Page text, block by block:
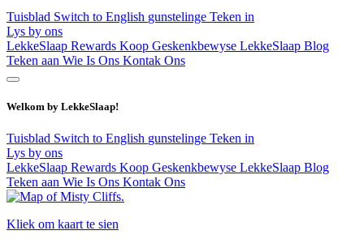
Tuisblad Switch to English gunstelinge Teken in
Lys by ons
LekkeSlaap Rewards Koop Geskenkbewyse LekkeSlaap Blog
Teken aan Wie Is Ons Kontak Ons
Welkom by LekkeSlaap!
Tuisblad Switch to English gunstelinge Teken in
Lys by ons
LekkeSlaap Rewards Koop Geskenkbewyse LekkeSlaap Blog
Teken aan Wie Is Ons Kontak Ons
Kliek om kaart te sien